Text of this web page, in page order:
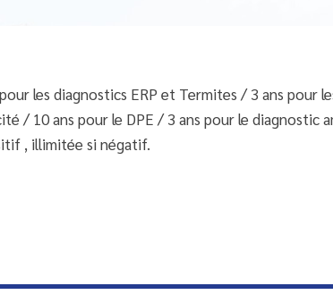
les diagnostics ERP et Termites / 3 ans pour
/ 10 ans pour le DPE / 3 ans pour le diagnostic
, illimitée si négatif.